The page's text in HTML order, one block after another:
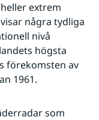
extrem
några tydliga
nivå
högsta
förekomsten av
1961.
som